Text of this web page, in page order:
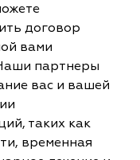
договор
вами
партнеры
вас и вашей
таких как
временная